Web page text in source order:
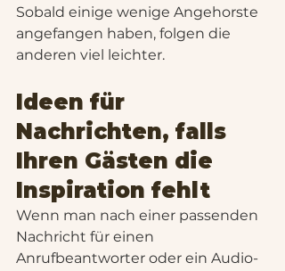
Sobald einige wenige Angehorste
angefangen haben, folgen die
anderen viel leichter.
Ideen für
Nachrichten, falls
Ihren Gästen die
Inspiration fehlt
Wenn man nach einer passenden
Nachricht für einen
Anrufbeantworter oder ein Audio-